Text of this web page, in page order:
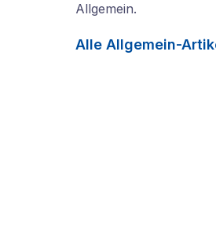
Allgemein.
Alle Allgemein-